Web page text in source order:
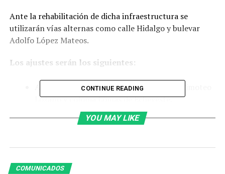
Ante la rehabilitación de dicha infraestructura se
utilizarán vías alternas como calle Hidalgo y bulevar
Adolfo López Mateos.
Los ajustes serán los siguientes:
Auxiliares: La ruta X-07 salida Terminal Timoteo
Lozano y colonia Lomas de Echeveste.
Convencionales: Rutas R-18, R-02, R-37, R-87, R-
19, R-19 Ojo de Agua, R-19 Rivera.
Alimentadoras: Ruta A-47 salida Terminal
CONTINUE READING
YOU MAY LIKE
COMUNICADOS